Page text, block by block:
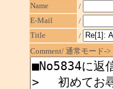
Name
/
E-Mail
/
Title
/
Comment/ 通常モード->